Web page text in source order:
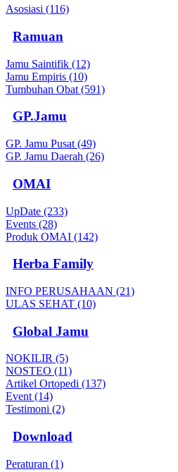
Asosiasi (116)
Ramuan
Jamu Saintifik (12)
Jamu Empiris (10)
Tumbuhan Obat (591)
GP.Jamu
GP. Jamu Pusat (49)
GP. Jamu Daerah (26)
OMAI
UpDate (233)
Events (28)
Produk OMAI (142)
Herba Family
INFO PERUSAHAAN (21)
ULAS SEHAT (10)
Global Jamu
NOKILIR (5)
NOSTEO (11)
Artikel Ortopedi (137)
Event (14)
Testimoni (2)
Download
Peraturan (1)